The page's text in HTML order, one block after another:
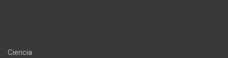
Ciencia